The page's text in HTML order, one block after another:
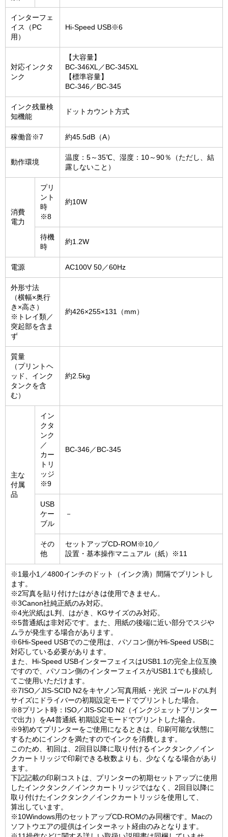
インターフェ
イス（PC
用）
Hi-Speed USB※6
対応インクタ
ンク
【大容量】
BC-346XL／BC-345XL
【標準容量】
BC-346／BC-345
インク残量検
知機能
ドットカウント方式
稼働音※7 約45.5dB（A）
動作環境
温度：5～35℃、湿度：10～90％（ただし、結
露しないこと）
消費
電力
プリ
ント
時
※8
約10W
待機
時
約1.2W
電源 AC100V 50／60Hz
外形寸法
（横幅×奥行
き×高さ）
※トレイ類／
突起部を含ま
ず
約426×255×131（mm）
質量
（プリントヘ
ッド、インク
タンクを含
む）
約2.5kg
主な
付属
品
イン
クタ
ンク
／
カー
トリ
ッジ
※9
BC-346／BC-345
USB
ケー
ブル
－
その
他
セットアップCD-ROM※10／
設置・基本操作マニュアル（紙）※11
※1最小1／4800インチのドット（インク滴）間隔でプリントし
ます。
※2写真を貼り付けたはがきは使用できません。
※3Canon社純正紙のみ対応。
※4光沢紙はL判、はがき、KGサイズのみ対応。
※5普通紙は非対応です。また、用紙の後端に近い部分でスジや
ムラが発生する場合があります。
※6Hi-Speed USBでのご使用は、パソコン側がHi-Speed USBに
対応している必要があります。
また、Hi-Speed USBインターフェイスはUSB1.1の完全上位互換
ですので、パソコン側のインターフェイスがUSB1.1でも接続し
てご使用いただけます。
※7ISO／JIS-SCID N2をキヤノン写真用紙・光沢 ゴールドのL判
サイズにドライバーの初期設定モードでプリントした場合。
※8プリント時：ISO／JIS-SCID N2（インクジェットプリンター
で出力）をA4普通紙 初期設定モードでプリントした場合。
※9初めてプリンターをご使用になるときは、印刷可能な状態に
するためにインクを満たすのでインクを消費します。
このため、初回は、2回目以降に取り付けるインクタンク／イン
クカートリッジで印刷できる枚数よりも、少なくなる場合があり
ます。
下記記載の印刷コストは、プリンターの初期セットアップに使用
したインクタンク／インクカートリッジではなく、2回目以降に
取り付けたインクタンク／インクカートリッジを使用して、
算出しています。
※10Windows用のセットアップCD-ROMのみ同梱です。Macの
ソフトウエアの提供はインターネット経由のみとなります。